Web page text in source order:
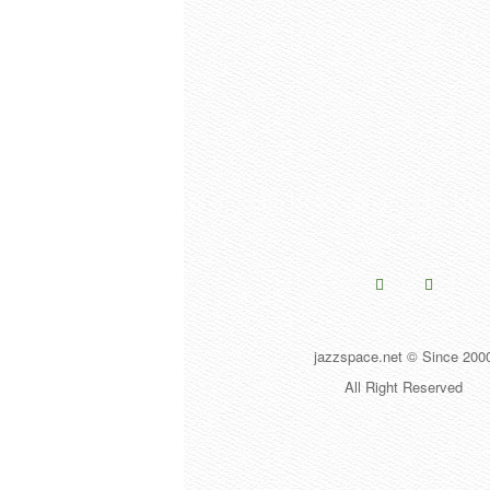
jazzspace.net © Since
All Right Reserved